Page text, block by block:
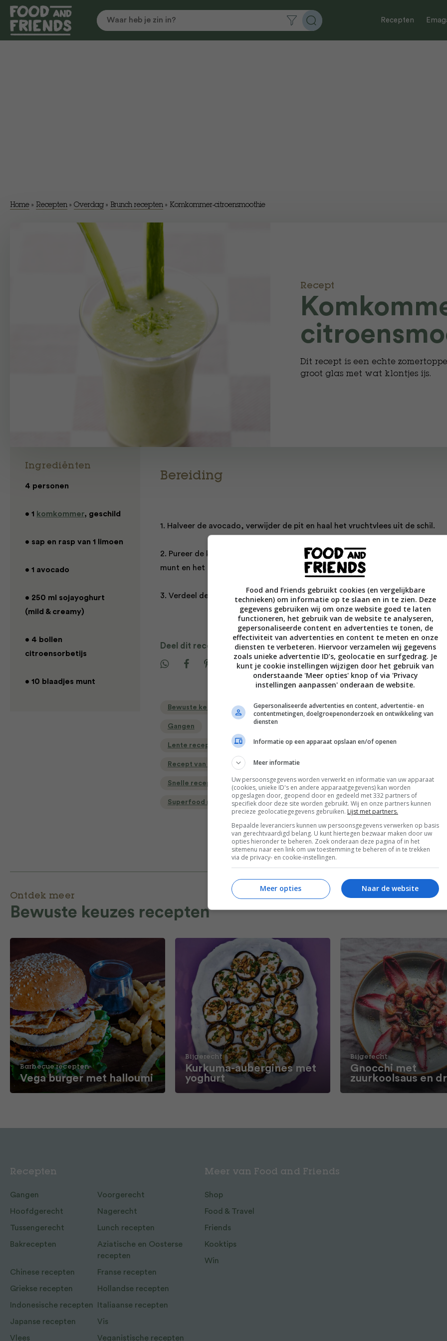
Recepten
Home » Recepten » Overdag » Brunch recepten » Komkommer-citroensmoothie
Recept
Dit recept is een echte
groot glas met wat klontjes ijs.
Ingrediënten
4 personen
• 1 komkommer, geschild
• sap en rasp van 1 limoen
• 1 avocado
• 250 ml sojayoghurt
(mild & creamy)
• 4 bollen
citroensorbetijs
• 10 blaadjes munt
Bereiding
1. Halveer de avocado, verwijder de pit en haal het vruchtvlees uit de schil.
2. Pureer de komkommer met de avocado,de sojayoghurt, het
munt en het limoensap in de blender.
3. Verdeel de smoothie over 4 glazen en garneer met limoenrasp.
Deel dit recept
Bewaar
Bewuste keuzes Brunch recepten Drankjes Fruit recepten
Gangen
Lente recepten Makkelijke recepten Overdag Picknick
Recept van de dag Recepten
Snelle recepten Suikervrije recepten Superfood
Superfood recepten Wat eten we vandaag? Zomerrecepten
Ontdek meer
Bewuste keuzes recepten
Barbecue recepten
Vega burger met halloumi
Bijgerecht
Kurkuma-aubergines met
yoghurt
Bijgerecht
Gnocchi met
zuurkoolsaus en
Food and Friends gebruikt cookies (en vergelijkbare
technieken) om informatie op te slaan en in te zien. Deze
gegevens gebruiken wij om onze website goed te laten
functioneren, het gebruik van de website te analyseren,
gepersonaliseerde content en advertenties te tonen, de
effectiviteit van advertenties en content te meten en onze
diensten te verbeteren. Hiervoor verzamelen wij gegevens
zoals unieke advertentie ID’s, geolocatie en surfgedrag. Je
kunt je cookie instellingen wijzigen door het gebruik van
onderstaande 'Meer opties' knop of via 'Privacy
instellingen aanpassen' onderaan de website.
Gepersonaliseerde advertenties en content, advertentie- en
contentmetingen, doelgroepenonderzoek en ontwikkeling van
diensten
Informatie op een apparaat opslaan en/of openen
Meer informatie
Uw persoonsgegevens worden verwerkt en informatie van uw apparaat
(cookies, unieke ID's en andere apparaatgegevens) kan worden
opgeslagen door, geopend door en gedeeld met 332 partners of
specifiek door deze site worden gebruikt. Wij en onze partners kunnen
precieze geolocatiegegevens gebruiken. Lijst met partners.
Bepaalde leveranciers kunnen uw persoonsgegevens verwerken op basis
van gerechtvaardigd belang. U kunt hiertegen bezwaar maken door uw
opties hieronder te beheren. Zoek onderaan deze pagina of in het
sitemenu naar een link om uw toestemming te beheren of in te trekken
via de privacy- en cookie-instellingen.
Naar de website
Meer opties
Recepten
Gangen Voorgerecht
Hoofdgerecht Nagerecht
Tussengerecht Lunch recepten
Bakrecepten
Aziatische en Oosterse
recepten
Chinese recepten Franse recepten
Griekse recepten Hollandse recepten
Indonesische recepten Italiaanse recepten
Japanse recepten Vis
Vlees Veganistische recepten
Meer van Food and Friends
Shop
Food & Travel
Friends
Kooktips
Win